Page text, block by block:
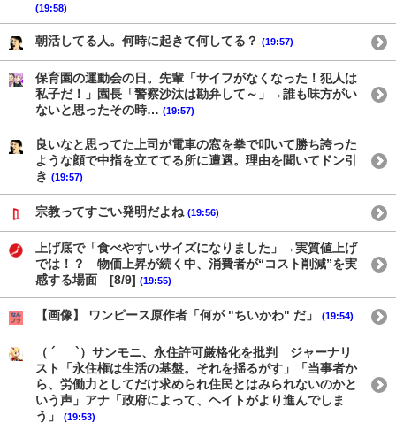
(19:58)
朝活してる人。何時に起きて何してる？ (19:57)
保育園の運動会の日。先輩「サイフがなくなった！犯人は
私子だ！」園長「警察沙汰は勘弁して～」→誰も味方がい
ないと思ったその時… (19:57)
良いなと思ってた上司が電車の窓を拳で叩いて勝ち誇った
ような顔で中指を立ててる所に遭遇。理由を聞いてドン引
き (19:57)
宗教ってすごい発明だよね (19:56)
上げ底で「食べやすいサイズになりました」→実質値上げ
では！？ 物価上昇が続く中、消費者が“コスト削減”を実
感する場面 [8/9] (19:55)
【画像】 ワンピース原作者「何が "ちいかわ" だ」 (19:54)
（ ´_ゝ`）サンモニ、永住許可厳格化を批判 ジャーナリ
スト「永住権は生活の基盤。それを揺るがす」「当事者か
ら、労働力としてだけ求められ住民とはみられないのかと
いう声」アナ「政府によって、ヘイトがより進んでしま
う」
(19:53)